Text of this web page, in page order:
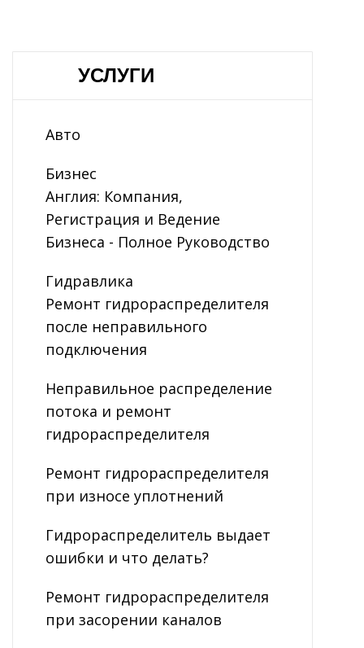
УСЛУГИ
Авто
Бизнес
Англия: Компания,
Регистрация и Ведение
Бизнеса - Полное Руководство
Гидравлика
Ремонт гидрораспределителя
после неправильного
подключения
Неправильное распределение
потока и ремонт
гидрораспределителя
Ремонт гидрораспределителя
при износе уплотнений
Гидрораспределитель выдает
ошибки и что делать?
Ремонт гидрораспределителя
при засорении каналов